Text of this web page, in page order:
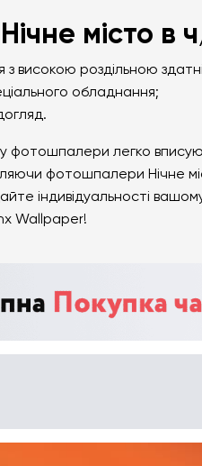
місто в
високою роздільною
обладнання;
легко
фотошпалери Нічне
індивідуальності
Wallpaper!